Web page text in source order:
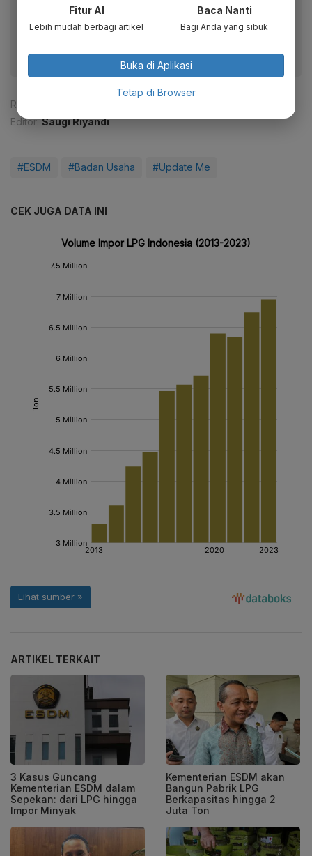
Dapatkan pengalaman membaca lebih nyaman dan nikmati
fitur menarik lainnya lewat aplikasi mobile Katadata.
Reporter:
Editor: Saugi Riyandi
#ESDM #Badan Usaha #Update Me
CEK JUGA DATA INI
ARTIKEL TERKAIT
3 Kasus Guncang
Kementerian ESDM dalam
Sepekan: dari LPG hingga
Impor Minyak
Kementerian ESDM akan
Bangun Pabrik LPG
Berkapasitas hingga 2
Juta Ton
Fitur AI
Lebih mudah berbagi artikel
Baca Nanti
Bagi Anda yang sibuk
Buka di Aplikasi
Tetap di Browser